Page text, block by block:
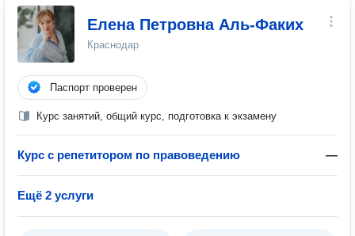
Елена Петровна Аль-Факих
Краснодар
Паспорт проверен
Курс занятий, общий курс, подготовка к экзамену
Курс с репетитором по правоведению —
Ещё 2 услуги